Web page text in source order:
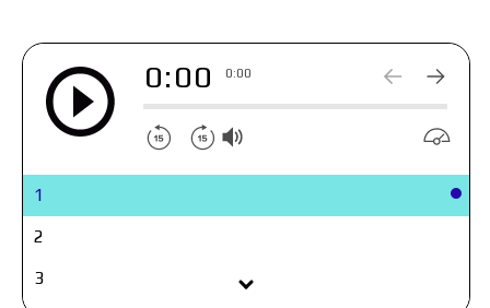
заплатить и смогу ли я от нее отказаться?
0:00 0:00
1
2
3